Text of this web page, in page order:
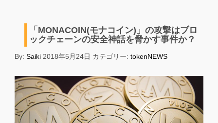
「MONACOIN(モナコイン)」の攻撃はブロ
ックチェーンの安全神話を脅かす事件か？
By: Saiki 2018年5月24日 カテゴリー: tokenNEWS